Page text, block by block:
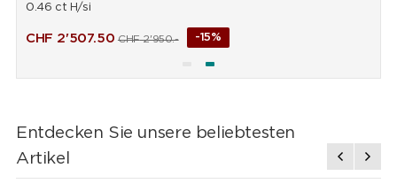
0.46 ct H/si
CHF 2'507.50 CHF2'950.- -15%
Entdecken Sie unsere beliebtesten
Artikel